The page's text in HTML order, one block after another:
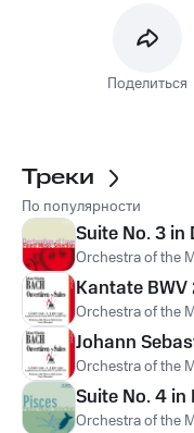
Поделиться
Треки
По популярности
Suite No. 3 in
Orchestra of the
Kantate BWV
Orchestra of the
Johann
Orchestra of the
Suite No. 4 in
Orchestra of the